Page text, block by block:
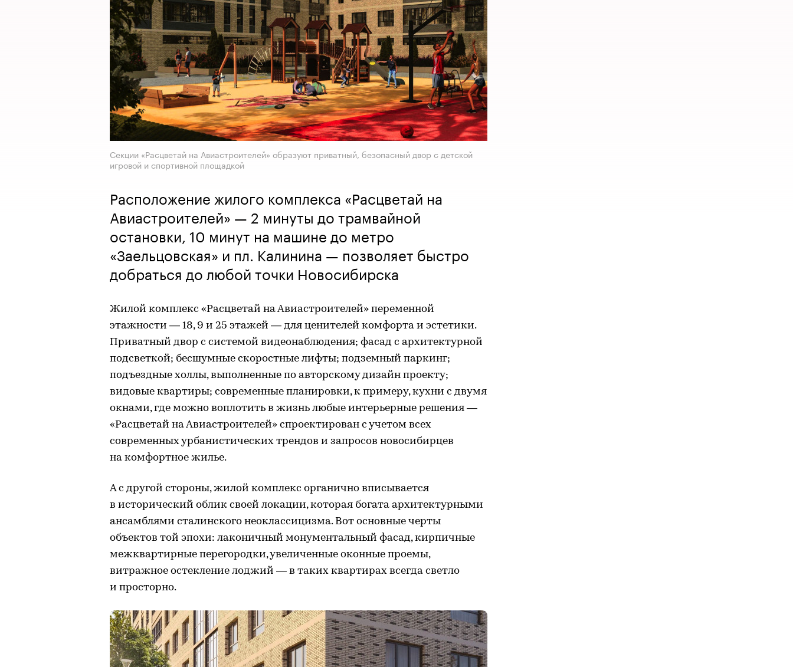
Секции «Расцветай на Авиастроителей» образуют приватный, безопасный двор с детской
игровой и спортивной площадкой
Расположение жилого комплекса «Расцветай на
Авиастроителей» — 2 минуты до трамвайной
остановки, 10 минут на машине до метро
«Заельцовская» и пл. Калинина — позволяет быстро
добраться до любой точки Новосибирска
Жилой комплекс «Расцветай на Авиастроителей» переменной
этажности — 18, 9 и 25 этажей — для ценителей комфорта и эстетики.
Приватный двор с системой видеонаблюдения; фасад с архитектурной
подсветкой; бесшумные скоростные лифты; подземный паркинг;
подъездные холлы, выполненные по авторскому дизайн проекту;
видовые квартиры; современные планировки, к примеру, кухни с двумя
окнами, где можно воплотить в жизнь любые интерьерные решения —
«Расцветай на Авиастроителей» спроектирован с учетом всех
современных урбанистических трендов и запросов новосибирцев
на комфортное жилье.
А с другой стороны, жилой комплекс органично вписывается
в исторический облик своей локации, которая богата архитектурными
ансамблями сталинского неоклассицизма. Вот основные черты
объектов той эпохи: лаконичный монументальный фасад, кирпичные
межквартирные перегородки, увеличенные оконные проемы,
витражное остекление лоджий — в таких квартирах всегда светло
и просторно.